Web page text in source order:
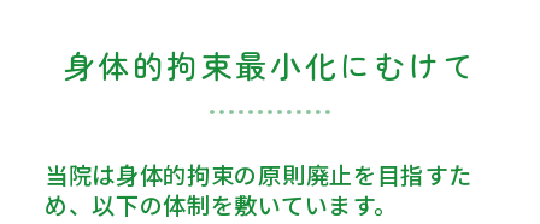
身体的拘束最小化にむけて
当院は身体的拘束の原則廃止を目指すた
め、以下の体制を敷いています。